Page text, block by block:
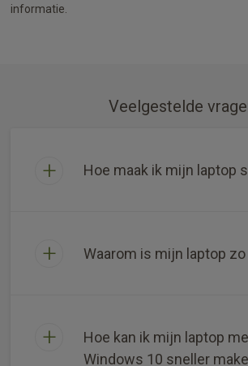
informatie.
Veelgestelde
Hoe maak ik mijn laptop
Waarom is mijn laptop
Hoe kan ik mijn laptop
Windows 10 sneller